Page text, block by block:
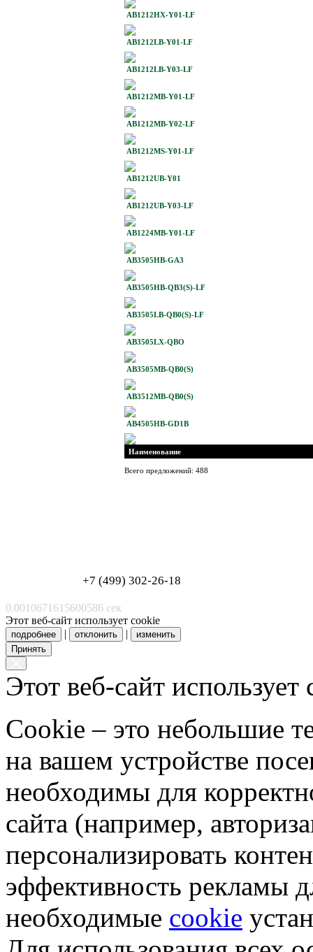
AB1212HX-Y01-LF
AB1212LB-Y01-LF
AB1212LB-Y03-LF
AB1212MB-Y01-LF
AB1212MB-Y02-LF
AB1212MS-Y01-LF
AB1212UB-Y01
AB1212UB-Y03-LF
AB1224MB-Y01-LF
AB3505HB-GA3
AB3505HB-QB3(S)-LF
AB3505LB-QB0(S)-LF
AB3505LX-QBO
AB3505MB-QB0(S)
AB3512MB-QB0(S)
AB4505HB-GD1B
Наименование
Всего предложений: 488
+7 (499) 302-26-18
0.0010671615600586 сек
Этот веб-сайт использует cookie
подробнее | отклонить |
изменить
Принять
Этот веб-сайт использует
Cookie – это небольшие
на вашем устройстве
необходимы для
сайта (например,
персонализировать
эффективность рекламы
необходимые cookie